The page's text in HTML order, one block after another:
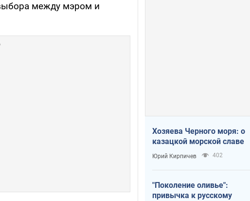
между мэром и
Хозяева Черного моря: о
казацкой морской славе
Юрий Кирпичев 402
"Поколение оливье":
привычка к русскому